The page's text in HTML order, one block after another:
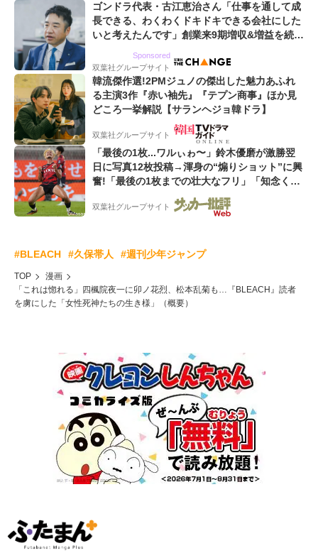
ゴンドラ代表・古江恵治さん「仕事を通して成
長できる、わくわくドキドキできる会社にした
いと考えたんです」創業来9期増収&増益を続け
Sponsored
双葉社グループサイト
韓流傑作選!2PMジュノの傑出した魅力あふれ
る主演3作『赤い袖先』『テプン商事』ほか見
どころ一挙解説【サランヘジョ韓ドラ】
双葉社グループサイト
「最後の1枚...ワルぃゎ〜」鈴木優磨が激勝翌
日に写真12枚投稿→渾身の“煽りショット”に興
奮!「最後の1枚までの壮大なフリ」「知念くん
のことどんだけ好きなんよw」
双葉社グループサイト
#BLEACH #久保帯人 #週刊少年ジャンプ
TOP
漫画
「これは惚れる」四楓院夜一に卯ノ花烈、松本乱菊も…『BLEACH』読者
を虜にした「女性死神たちの生き様」（概要）